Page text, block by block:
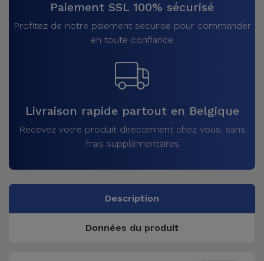
Paiement SSL 100% sécurisé
Profitez de notre paiement sécurisé pour commander
en toute confiance
Livraison rapide partout en Belgique
Recevez votre produit directement chez vous, sans
frais supplémentaires
Description
Données du produit